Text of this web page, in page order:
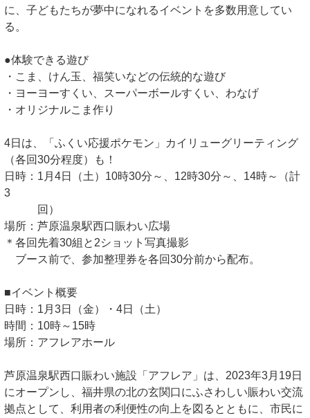
に、子どもたちが夢中になれるイベントを多数用意してい
る。
●体験できる遊び
・こま、けん玉、福笑いなどの伝統的な遊び
・ヨーヨーすくい、スーパーボールすくい、わなげ
・オリジナルこま作り
4日は、「ふくい応援ポケモン」カイリューグリーティング
（各回30分程度）も！
日時：1月4日（土）10時30分～、12時30分～、14時～（計
3
回）
場所：芦原温泉駅西口賑わい広場
＊各回先着30組と2ショット写真撮影
ブース前で、参加整理券を各回30分前から配布。
■イベント概要
日時：1月3日（金）・4日（土）
時間：10時～15時
場所：アフレアホール
芦原温泉駅西口賑わい施設「アフレア」は、2023年3月19日
にオープンし、福井県の北の玄関口にふさわしい賑わい交流
拠点として、利用者の利便性の向上を図るとともに、市民に